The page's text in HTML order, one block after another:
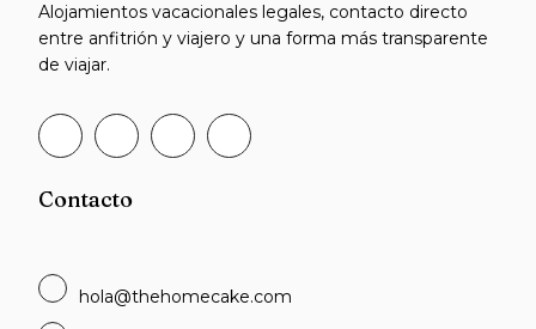
Alojamientos vacacionales legales, contacto directo
entre anfitrión y viajero y una forma más transparente
de viajar.
Contacto
hola@thehomecake.com